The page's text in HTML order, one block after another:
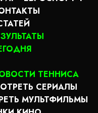
ТЕННИСА
СЕРИАЛЫ
МУЛЬТФИЛЬМЫ